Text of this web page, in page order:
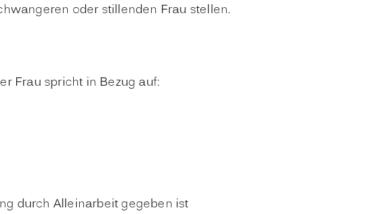
oder stillenden Frau stellen.
Frau spricht in Bezug auf:
durch Alleinarbeit gegeben ist